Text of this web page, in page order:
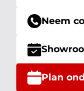
Neem
Plan